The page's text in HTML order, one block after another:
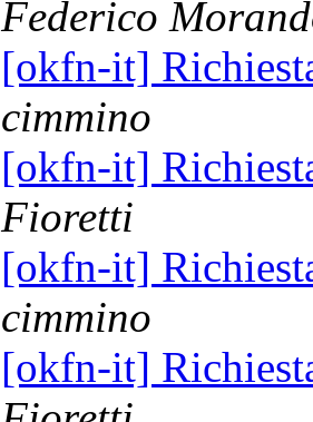
Federico
[okfn-it]
cimmino
[okfn-it]
Fioretti
[okfn-it]
cimmino
[okfn-it]